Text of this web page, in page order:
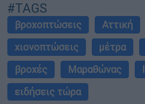
#TAGS
βροχοπτώσεις Αττική
χιονοπτώσεις
μέτρα
βροχές
Μαραθώνας
ειδήσεις τώρα